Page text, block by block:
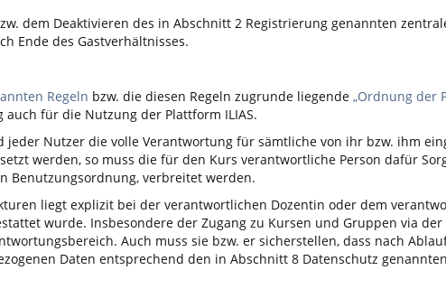
dem Deaktivieren des in Abschnitt 2 Registrierung genannten
Ende des Gastverhältnisses.
Regeln bzw. die diesen Regeln zugrunde liegende „Ordnung der
auch für die Nutzung der Plattform ILIAS.
Nutzer die volle Verantwortung für sämtliche von ihr bzw. ihm
werden, so muss die für den Kurs verantwortliche Person dafür
Benutzungsordnung, verbreitet werden.
liegt explizit bei der verantwortlichen Dozentin oder dem
wurde. Insbesondere der Zugang zu Kursen und Gruppen via der
Auch muss sie bzw. er sicherstellen, dass nach
Daten entsprechend den in Abschnitt 8 Datenschutz